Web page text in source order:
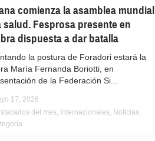
comienza la asamblea mundial
salud. Fesprosa presente en
dispuesta a dar batalla
la postura de Foradori estará la
María Fernanda Boriotti, en
de la Federación Si...
17, 2026
del mes, Internacionales, Noticias,